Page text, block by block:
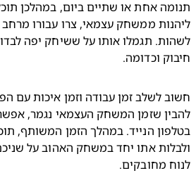
וכדומה.
מחובקים.